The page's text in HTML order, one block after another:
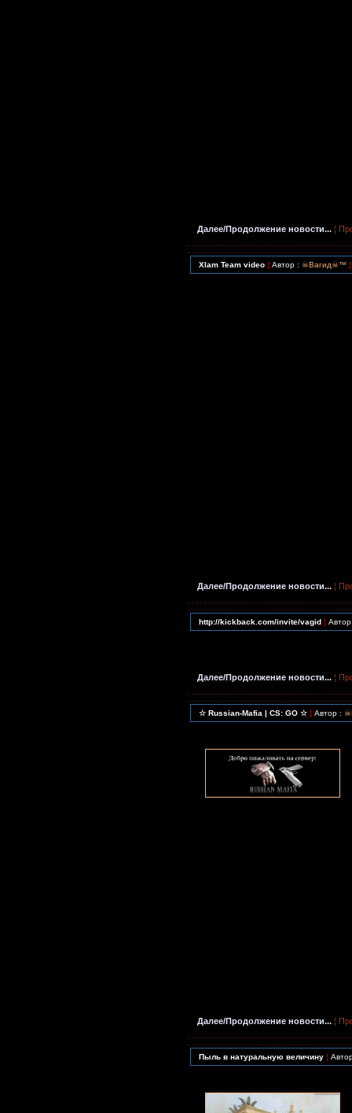
Далее/Продолжение новости... ¦
Xlam Team video ¦ Автор : ☠Вагид☠™
Далее/Продолжение новости... ¦
http://kickback.com/invite/vagid ¦
Далее/Продолжение новости... ¦
☆ Russian-Mafia | CS: GO ☆ ¦ Автор :
Далее/Продолжение новости... ¦
Пыль в натуральную величину ¦